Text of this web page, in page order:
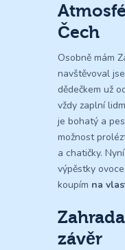
Čech
Osobně mám
navštěvoval
dědečkem už
vždy zaplní
je bohatý a
možnost
a chatičky.
výpěstky
koupím na
závěr